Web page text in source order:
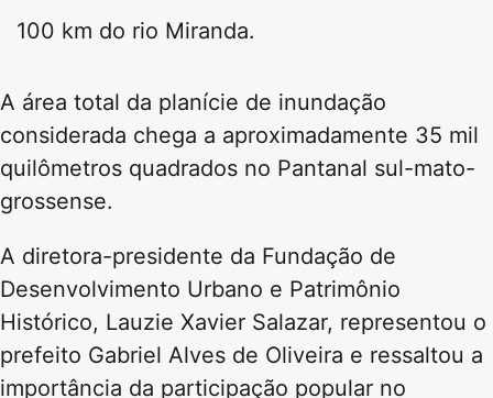
100 km do rio Miranda.
A área total da planície de inundação
considerada chega a aproximadamente 35 mil
quilômetros quadrados no Pantanal sul-mato-
grossense.
A diretora-presidente da Fundação de
Desenvolvimento Urbano e Patrimônio
Histórico, Lauzie Xavier Salazar, representou o
prefeito Gabriel Alves de Oliveira e ressaltou a
importância da participação popular no